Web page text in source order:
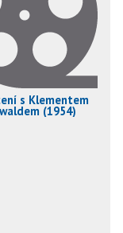
s Klementem
(1954)